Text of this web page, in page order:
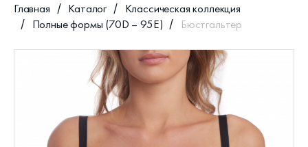
Главная Каталог
Классическая коллекция
Полные формы (70D – 95E)
Бюстгальтер